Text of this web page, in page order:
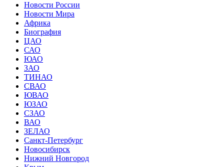
Новости России
Новости Мира
Африка
Биография
ЦАО
САО
ЮАО
ЗАО
ТИНАО
СВАО
ЮВАО
ЮЗАО
СЗАО
ВАО
ЗЕЛАО
Санкт-Петербург
Новосибирск
Нижний Новгород